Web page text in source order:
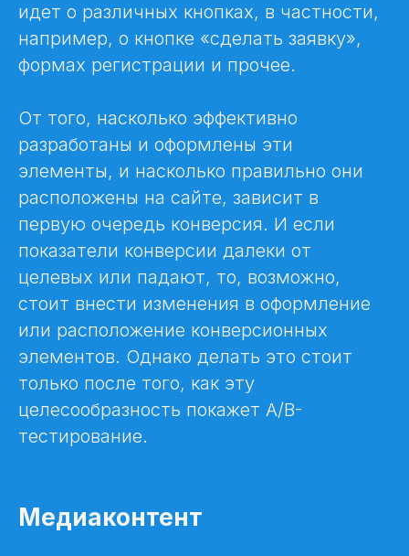
идет о различных кнопках, в частности,
например, о кнопке «сделать заявку»,
формах регистрации и прочее.
От того, насколько эффективно
разработаны и оформлены эти
элементы, и насколько правильно они
расположены на сайте, зависит в
первую очередь конверсия. И если
показатели конверсии далеки от
целевых или падают, то, возможно,
стоит внести изменения в оформление
или расположение конверсионных
элементов. Однако делать это стоит
только после того, как эту
целесообразность покажет A/B-
тестирование.
Медиаконтент